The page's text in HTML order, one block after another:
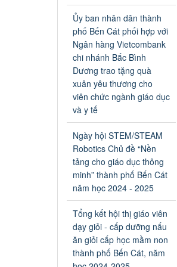
tại các cơ sở giáo dục trên địa
bàn thị xã Bến Cát
Ngày ban hành: 04/03/2024
Kế hoạch thực hiện Chỉ thị
số 16/CT-TTg ngày
27/05/2023 của Thủ tướng
Chính phủ về tăng cường
phòng ngừa, đấu tranh tội
liên quan đến hoạt động tổ
chức đánh bạc và đánh bạc
Kế hoạch thực hiện Chỉ thị số
16/CT-TTg ngày 27/05/2023
của Thủ tướng Chính phủ về
tăng cường phòng ngừa, đấu
tranh tội phạm, vi phạm pháp
luật liên quan đến hoạt động
tổ chức đánh bạc và đánh bạc
Ngày ban hành: 04/03/2024
Ủy ban nhân dân thành
phố Bến Cát phối hợp với
Ngân hàng Vietcombank
chi nhánh Bắc Bình
Dương trao tặng quà
xuân yêu thương cho
viên chức ngành giáo dục
và y tế
Ngày hội STEM/STEAM
Robotics Chủ đề “Nền
tảng cho giáo dục thông
minh” thành phố Bến Cát
năm học 2024 - 2025
Tổng kết hội thị giáo viên
dạy giỏi - cấp dưỡng nấu
ăn giỏi cấp học mầm non
thành phố Bến Cát, năm